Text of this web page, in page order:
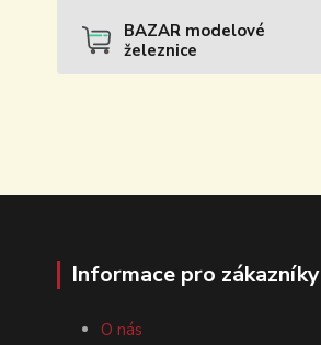
BAZAR modelové
železnice
Informace pro zákazníky
O nás